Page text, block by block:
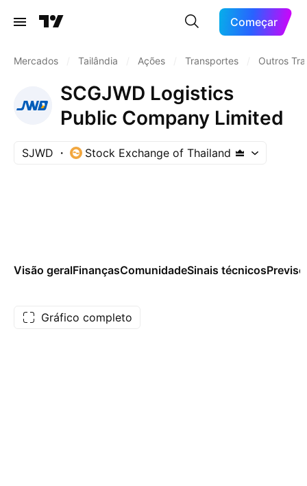
Começar
Mercados Tailândia Ações Transportes Outros
SCGJWD Logistics
Public Company Limited
SJWD Stock Exchange of Thailand
Visão geralFinançasComunidadeSinais técnicos
Gráfico completo